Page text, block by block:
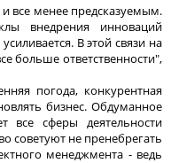
все менее предсказуемым.
внедрения инноваций
В этой связи на
больше ответственности",
погода, конкурентная
бизнес. Обдуманное
все сферы деятельности
советуют не пренебрегать
менеджмента - ведь